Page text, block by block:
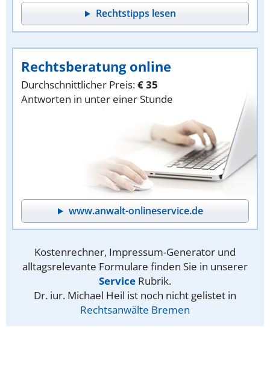
Rechtstipps lesen
Rechtsberatung online
Durchschnittlicher Preis:€ 35
Antworten in unter einer Stunde
www.anwalt-onlineservice.de
Kostenrechner, Impressum-Generator und
alltagsrelevante Formulare finden Sie in unserer
Service Rubrik.
Dr. iur. Michael Heil ist noch nicht gelistet in
Rechtsanwälte Bremen